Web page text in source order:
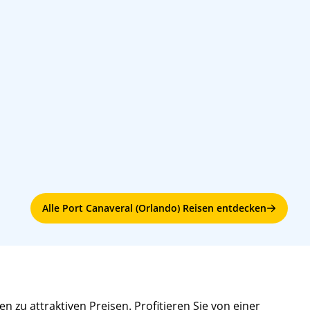
Alle Port Canaveral (Orlando) Reisen entdecken
zu attraktiven Preisen. Profitieren Sie von einer